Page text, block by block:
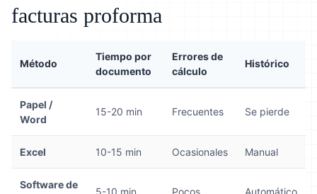
facturas proforma
Método
Tiempo por
documento
Errores de
cálculo
Histórico
Papel /
Word
15-20 min Frecuentes Se pierde
Excel 10-15 min Ocasionales Manual
Software de
5-10 min Pocos Automático